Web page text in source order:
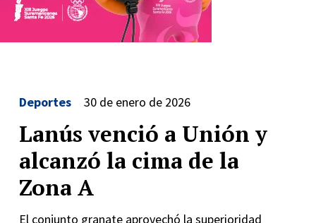
Lanús venció a Unión y
alcanzó la cima de la
Zona A
El conjunto granate aprovechó la superioridad
Deportes 30 de enero de 2026